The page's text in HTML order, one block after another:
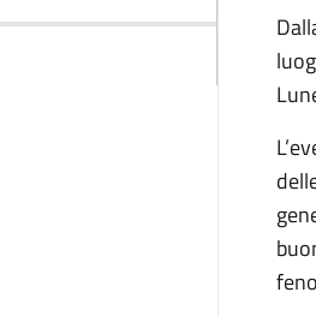
pagina Evento formativo "Una